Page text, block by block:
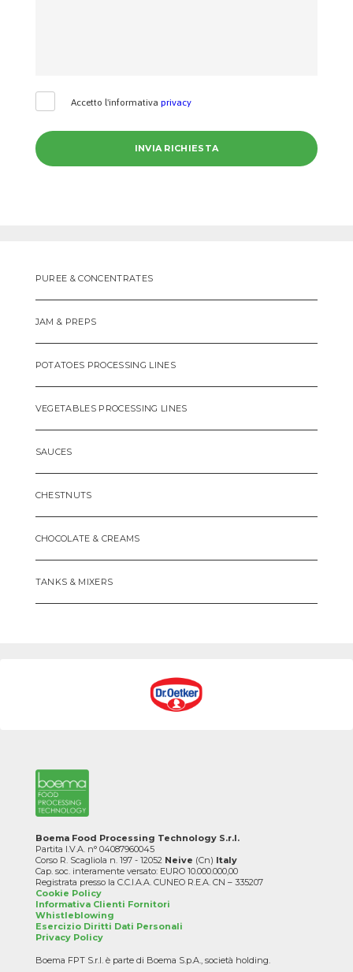
Accetto l'informativa privacy
PUREE & CONCENTRATES
JAM & PREPS
POTATOES PROCESSING LINES
VEGETABLES PROCESSING LINES
SAUCES
CHESTNUTS
CHOCOLATE & CREAMS
TANKS & MIXERS
Boema Food Processing Technology S.r.l.
Partita I.V.A. n° 04087960045
Corso R. Scagliola n. 197 - 12052 Neive (Cn) Italy
Cap. soc. interamente versato: EURO 10.000.000,00
Registrata presso la C.C.I.A.A. CUNEO R.E.A. CN – 335207
Cookie Policy
Informativa Clienti Fornitori
Whistleblowing
Esercizio Diritti Dati Personali
Privacy Policy
Boema FPT S.r.l. è parte di Boema S.p.A., società holding.